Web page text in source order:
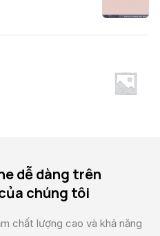
dễ dàng trên
chúng tôi
chất lượng cao và khả năng